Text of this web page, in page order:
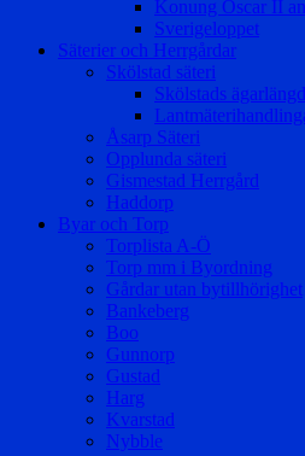
Konung Oscar II
Sverigeloppet
Säterier och Herrgårdar
Skölstad säteri
Skölstads ägarlängd
Åsarp Säteri
Opplunda säteri
Gismestad Herrgård
Haddorp
Byar och Torp
Torplista A-Ö
Torp mm i Byordning
Gårdar utan bytillhörighet
Bankeberg
Boo
Gunnorp
Gustad
Harg
Kvarstad
Nybble